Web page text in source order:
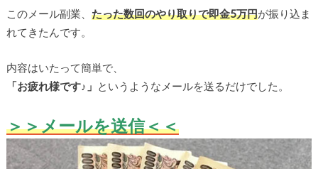
このメール副業、 たった数回のやり取りで即金5万円が振り込ま
れてきたんです。
内容はいたって簡単で、
「お疲れ様です♪」 というようなメールを送るだけでした。
＞＞メールを送信＜＜